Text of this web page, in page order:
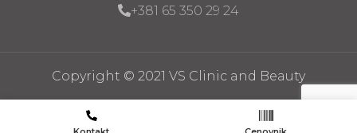
+381 65 350 29 24
Copyright © 2021 VS Clinic and Beauty